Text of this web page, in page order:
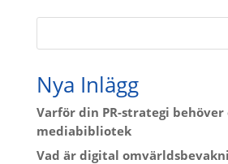
Nya Inlägg
Varför din PR-strategi
mediabibliotek
Vad är digital